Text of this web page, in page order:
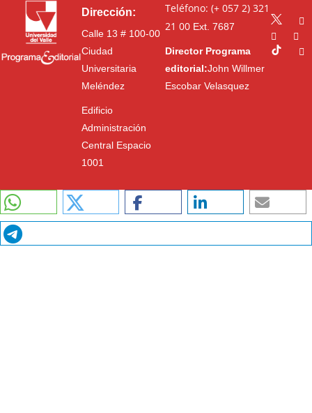
Dirección:
Calle 13 # 100-00
Ciudad
Universitaria
Meléndez
Edificio
Administración
Central Espacio
1001
Teléfono: (+ 057 2) 321
21 00Ext. 7687
Director Programa
editorial:John Willmer
Escobar Velasquez